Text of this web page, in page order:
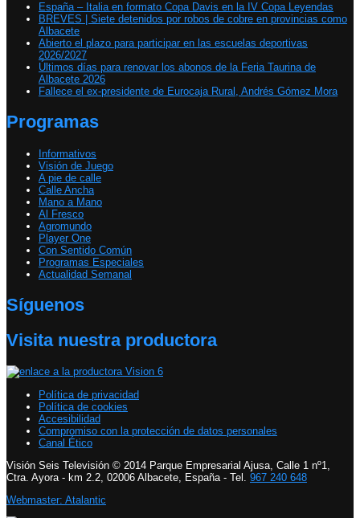
España – Italia en formato Copa Davis en la IV Copa Leyendas
BREVES | Siete detenidos por robos de cobre en provincias como
Albacete
Abierto el plazo para participar en las escuelas deportivas
2026/2027
Últimos días para renovar los abonos de la Feria Taurina de
Albacete 2026
Fallece el ex-presidente de Eurocaja Rural, Andrés Gómez Mora
Programas
Informativos
Visión de Juego
A pie de calle
Calle Ancha
Mano a Mano
Al Fresco
Agromundo
Player One
Con Sentido Común
Programas Especiales
Actualidad Semanal
Síguenos
Visita nuestra productora
Política de privacidad
Política de cookies
Accesibilidad
Compromiso con la protección de datos personales
Canal Ético
Visión Seis Televisión © 2014 Parque Empresarial Ajusa, Calle 1 nº1,
Ctra. Ayora - km 2.2, 02006 Albacete, España - Tel. 967 240 648
Webmaster: Atalantic